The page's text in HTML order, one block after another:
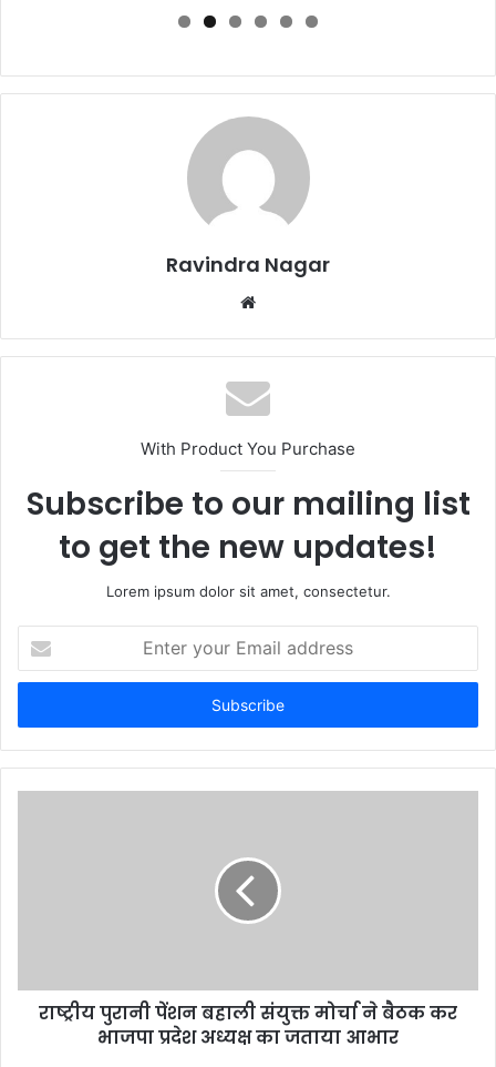
Ravindra Nagar
Website
With Product You Purchase
Subscribe to our mailing list
to get the new updates!
Lorem ipsum dolor sit amet, consectetur.
your
Email
राष्ट्रीय पुरानी पेंशन बहाली संयुक्त मोर्चा ने बैठक कर
भाजपा प्रदेश अध्यक्ष का जताया आभार